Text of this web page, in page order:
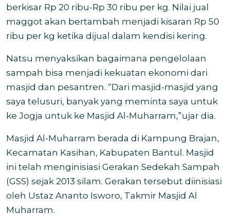
berkisar Rp 20 ribu-Rp 30 ribu per kg. Nilai jual
maggot akan bertambah menjadi kisaran Rp 50
ribu per kg ketika dijual dalam kendisi kering.
Natsu menyaksikan bagaimana pengelolaan
sampah bisa menjadi kekuatan ekonomi dari
masjid dan pesantren. “Dari masjid-masjid yang
saya telusuri, banyak yang meminta saya untuk
ke Jogja untuk ke Masjid Al-Muharram,”ujar dia.
Masjid Al-Muharram berada di Kampung Brajan,
Kecamatan Kasihan, Kabupaten Bantul. Masjid
ini telah menginisiasi Gerakan Sedekah Sampah
(GSS) sejak 2013 silam. Gerakan tersebut diinisiasi
oleh Ustaz Ananto Isworo, Takmir Masjid Al
Muharram.